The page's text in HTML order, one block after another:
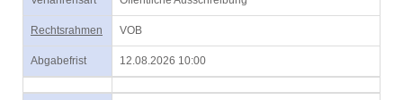
Rechtsrahmen VOB
Abgabefrist 12.08.2026 10:00